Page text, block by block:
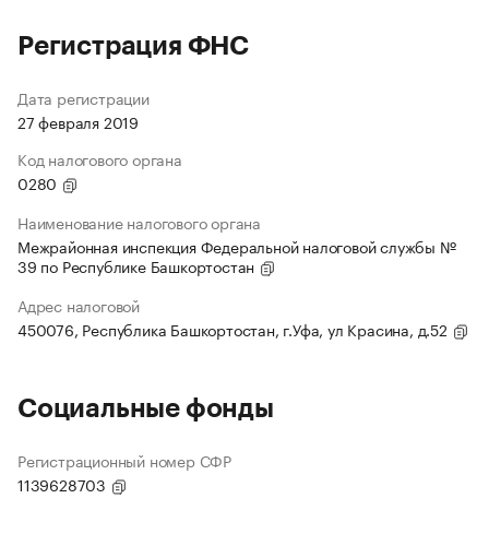
Регистрация ФНС
Дата регистрации
27 февраля 2019
Код налогового органа
0280
Наименование налогового органа
Межрайонная инспекция Федеральной налоговой службы №
39 по Республике Башкортостан
Адрес налоговой
450076, Республика Башкортостан, г.Уфа, ул Красина, д.52
Социальные фонды
Регистрационный номер СФР
1139628703